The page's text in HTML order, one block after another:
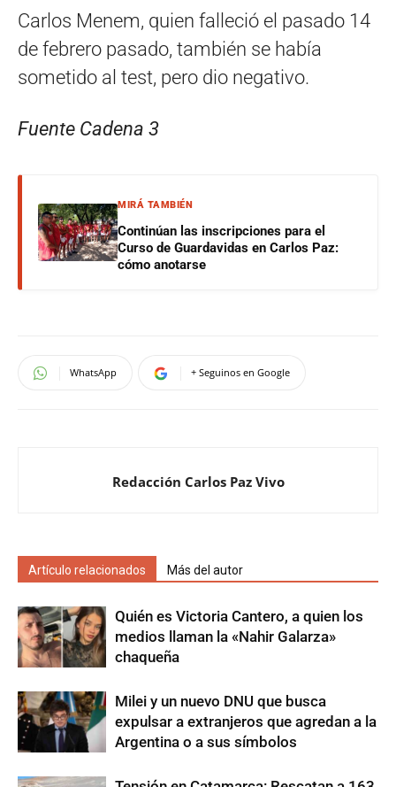
Carlos Menem, quien falleció el pasado 14
de febrero pasado, también se había
sometido al test, pero dio negativo.
Fuente Cadena 3
MIRÁ TAMBIÉN
Continúan las inscripciones para el
Curso de Guardavidas en Carlos Paz:
cómo anotarse
WhatsApp + Seguinos en Google
Redacción Carlos Paz Vivo
Artículo relacionados Más del autor
Quién es Victoria Cantero, a quien los
medios llaman la «Nahir Galarza»
chaqueña
Milei y un nuevo DNU que busca
expulsar a extranjeros que agredan a la
Argentina o a sus símbolos